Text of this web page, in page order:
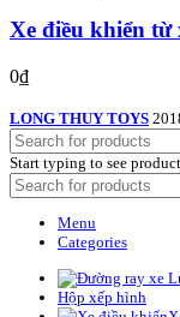
Xe điều khiển từ
0₫
LONG THUY TOYS
Start typing to see
Menu
Categories
Hộp xếp hình